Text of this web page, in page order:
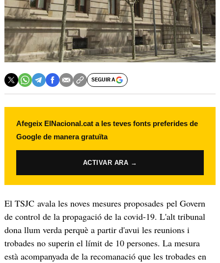
SEGUIR A
Afegeix ElNacional.cat a les teves fonts preferides de
Google de manera gratuïta
ACTIVAR ARA →
El TSJC avala les noves mesures proposades pel Govern
de control de la propagació de la covid-19. L'alt tribunal
dona llum verda perquè a partir d'avui les reunions i
trobades no superin el límit de 10 persones. La mesura
està acompanyada de la recomanació que les trobades en